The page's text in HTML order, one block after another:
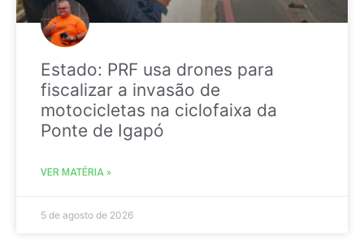
Estado: PRF usa drones para
fiscalizar a invasão de
motocicletas na ciclofaixa da
Ponte de Igapó
VER MATÉRIA »
5 de agosto de 2026